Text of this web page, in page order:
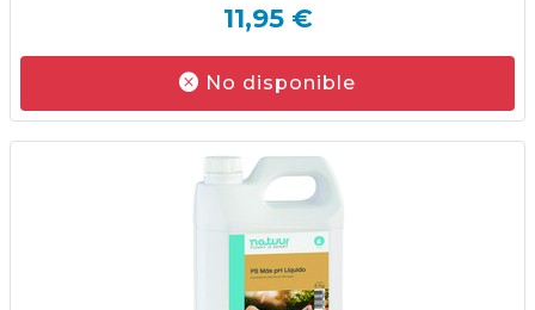
11,95 €
No disponible